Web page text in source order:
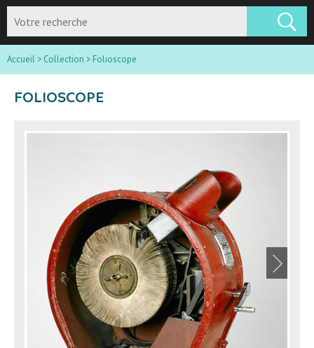
Accueil > Collection > Folioscope
FOLIOSCOPE